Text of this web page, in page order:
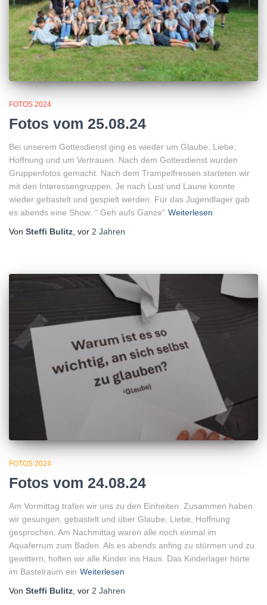
FOTOS 2024
Fotos vom 25.08.24
Bei unserem Gottesdienst ging es wieder um Glaube, Liebe;
Hoffnung und um Vertrauen. Nach dem Gottesdienst wurden
Gruppenfotos gemacht. Nach dem Trampelfressen starteten wir
mit den Interessengruppen. Je nach Lust und Laune konnte
wieder gebastelt und gespielt werden. Für das Jugendlager gab
es abends eine Show: “ Geh aufs Ganze“ Weiterlesen
Von Steffi Bulitz , vor 2 Jahren
FOTOS 2024
Fotos vom 24.08.24
Am Vormittag trafen wir uns zu den Einheiten. Zusammen haben
wir gesungen, gebastelt und über Glaube, Liebe, Hoffnung
gesprochen. Am Nachmittag waren alle noch einmal im
Aquaferrum zum Baden. Als es abends anfing zu stürmen und zu
gewittern, holten wir alle Kinder ins Haus. Das Kinderlager hörte
im Bastelraum ein Weiterlesen
Von Steffi Bulitz , vor 2 Jahren